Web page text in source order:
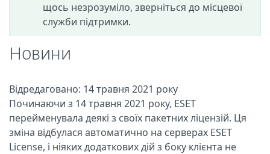
щось незрозуміло, зверніться до місцевої
служби підтримки.
Новини
Відредаговано: 14 травня 2021 року
Починаючи з 14 травня 2021 року, ESET
перейменувала деякі з своїх пакетних ліцензій. Ця
зміна відбулася автоматично на серверах ESET
License, і ніяких додаткових дій з боку клієнта не